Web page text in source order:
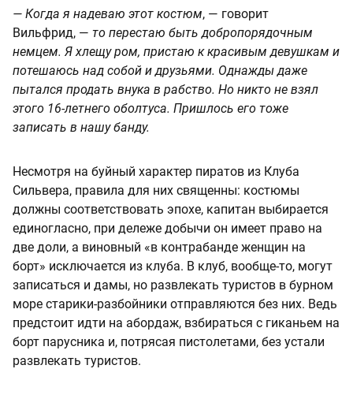
— Когда я надеваю этот костюм, — говорит
Вильфрид, — то перестаю быть добропорядочным
немцем. Я хлещу ром, пристаю к красивым девушкам и
потешаюсь над собой и друзьями. Однажды даже
пытался продать внука в рабство. Но никто не взял
этого 16-летнего оболтуса. Пришлось его тоже
записать в нашу банду.
Несмотря на буйный характер пиратов из Клуба
Сильвера, правила для них священны: костюмы
должны соответствовать эпохе, капитан выбирается
единогласно, при дележе добычи он имеет право на
две доли, а виновный «в контрабанде женщин на
борт» исключается из клуба. В клуб, вообще-то, могут
записаться и дамы, но развлекать туристов в бурном
море старики-разбойники отправляются без них. Ведь
предстоит идти на абордаж, взбираться с гиканьем на
борт парусника и, потрясая пистолетами, без устали
развлекать туристов.